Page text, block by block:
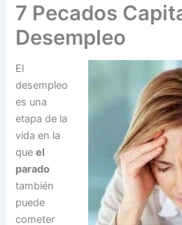
7 Pecados
Desempleo
El
desempleo
es una
etapa de la
vida en la
queel
parado
también
puede
cometer